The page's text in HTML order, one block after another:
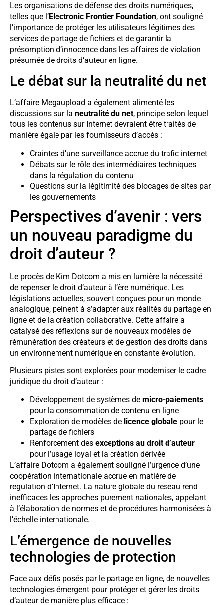
Les organisations de défense des droits numériques,
telles que l’Electronic Frontier Foundation, ont souligné
l’importance de protéger les utilisateurs légitimes des
services de partage de fichiers et de garantir la
présomption d’innocence dans les affaires de violation
présumée de droits d’auteur en ligne.
Le débat sur la neutralité du net
L’affaire Megaupload a également alimenté les
discussions sur la neutralité du net, principe selon lequel
tous les contenus sur Internet devraient être traités de
manière égale par les fournisseurs d’accès :
Craintes d’une surveillance accrue du trafic internet
Débats sur le rôle des intermédiaires techniques
dans la régulation du contenu
Questions sur la légitimité des blocages de sites par
les gouvernements
Perspectives d’avenir : vers
un nouveau paradigme du
droit d’auteur ?
Le procès de Kim Dotcom a mis en lumière la nécessité
de repenser le droit d’auteur à l’ère numérique. Les
législations actuelles, souvent conçues pour un monde
analogique, peinent à s’adapter aux réalités du partage en
ligne et de la création collaborative. Cette affaire a
catalysé des réflexions sur de nouveaux modèles de
rémunération des créateurs et de gestion des droits dans
un environnement numérique en constante évolution.
Plusieurs pistes sont explorées pour moderniser le cadre
juridique du droit d’auteur :
Développement de systèmes de micro-paiements
pour la consommation de contenu en ligne
Exploration de modèles de licence globale pour le
partage de fichiers
Renforcement des exceptions au droit d’auteur
pour l’usage loyal et la création dérivée
L’affaire Dotcom a également souligné l’urgence d’une
coopération internationale accrue en matière de
régulation d’Internet. La nature globale du réseau rend
inefficaces les approches purement nationales, appelant
à l’élaboration de normes et de procédures harmonisées à
l’échelle internationale.
L’émergence de nouvelles
technologies de protection
Face aux défis posés par le partage en ligne, de nouvelles
technologies émergent pour protéger et gérer les droits
d’auteur de manière plus efficace :